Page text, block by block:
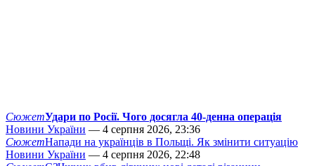
СюжетУдари по Росії. Чого досягла 40-денна операція
Новини України — 4 серпня 2026, 23:36
СюжетНапади на українців в Польщі. Як змінити ситуацію
Новини України — 4 серпня 2026, 22:48